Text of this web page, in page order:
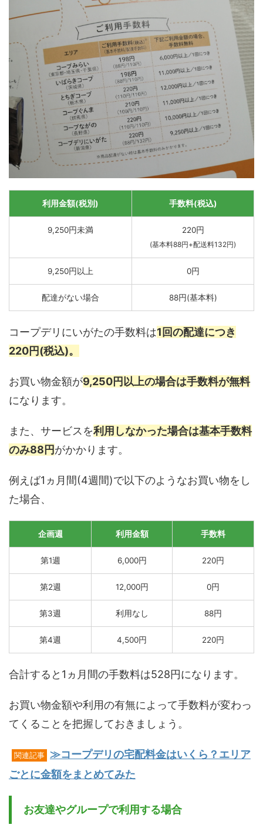
利用金額(税別) 手数料(税込)
9,250円未満 220円
(基本料88円+配送料132円)
9,250円以上 0円
配達がない場合 88円(基本料)
コープデリにいがたの手数料は1回の配達につき
220円(税込)。
お買い物金額が9,250円以上の場合は手数料が無料
になります。
また、サービスを利用しなかった場合は基本手数料
のみ88円がかかります。
例えば1ヵ月間(4週間)で以下のようなお買い物をし
た場合、
企画週 利用金額 手数料
第1週 6,000円 220円
第2週 12,000円 0円
第3週 利用なし 88円
第4週 4,500円 220円
合計すると1ヵ月間の手数料は528円になります。
お買い物金額や利用の有無によって手数料が変わっ
てくることを把握しておきましょう。
関連記事
≫コープデリの宅配料金はいくら？エリア
ごとに金額をまとめてみた
お友達やグループで利用する場合